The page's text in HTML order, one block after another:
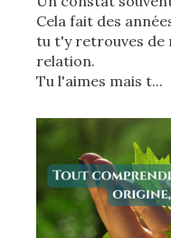
Cela fait des
tu t'y retrouves de
relation.
Tu l'aimes mais t...